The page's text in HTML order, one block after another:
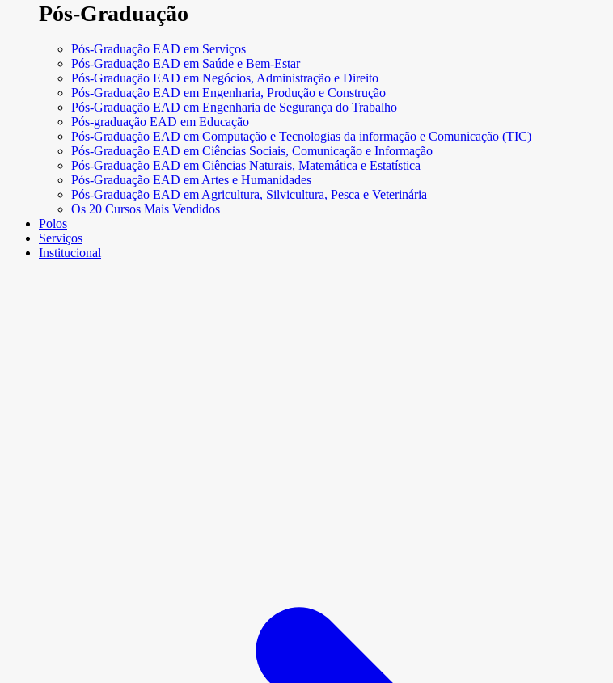
Pós-Graduação
Pós-Graduação EAD em Serviços
Pós-Graduação EAD em Saúde e Bem-Estar
Pós-Graduação EAD em Negócios, Administração e Direito
Pós-Graduação EAD em Engenharia, Produção e Construção
Pós-Graduação EAD em Engenharia de Segurança do Trabalho
Pós-graduação EAD em Educação
Pós-Graduação EAD em Computação e Tecnologias da informação e Comunicação (TIC)
Pós-Graduação EAD em Ciências Sociais, Comunicação e Informação
Pós-Graduação EAD em Ciências Naturais, Matemática e Estatística
Pós-Graduação EAD em Artes e Humanidades
Pós-Graduação EAD em Agricultura, Silvicultura, Pesca e Veterinária
Os 20 Cursos Mais Vendidos
Polos
Serviços
Institucional